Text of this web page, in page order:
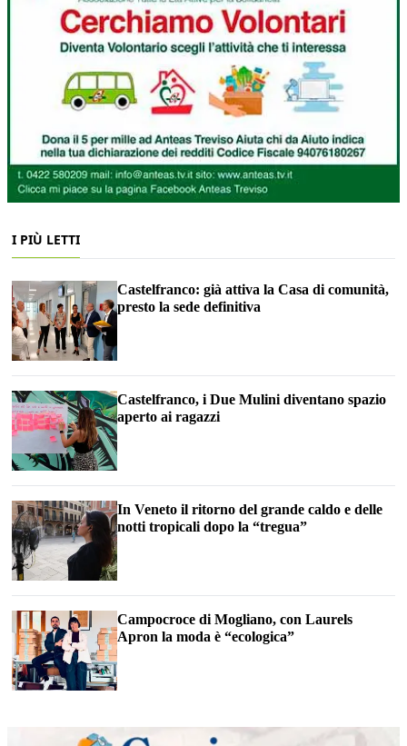
I PIÙ LETTI
Castelfranco: già attiva la Casa di comunità,
presto la sede definitiva
Castelfranco, i Due Mulini diventano spazio
aperto ai ragazzi
In Veneto il ritorno del grande caldo e delle
notti tropicali dopo la “tregua”
Campocroce di Mogliano, con Laurels
Apron la moda è “ecologica”